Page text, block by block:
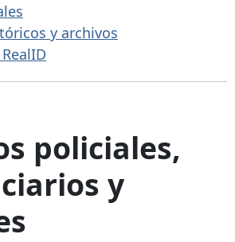
y archivos
policiales,
y